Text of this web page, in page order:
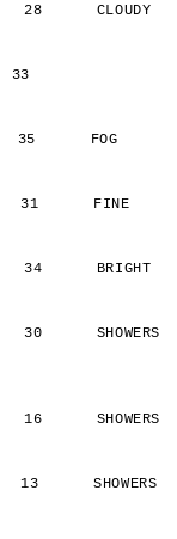
CLOUDY
33
35      FOG
31      FINE
34      BRIGHT
SHOWERS
SHOWERS
SHOWERS